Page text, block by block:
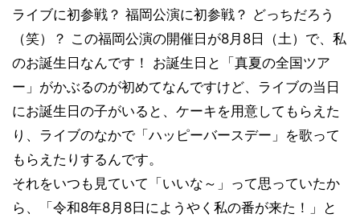
ライブに初参戦？ 福岡公演に初参戦？ どっちだろう
（笑）？ この福岡公演の開催日が8月8日（土）で、私
のお誕生日なんです！ お誕生日と「真夏の全国ツア
ー」がかぶるのが初めてなんですけど、ライブの当日
にお誕生日の子がいると、ケーキを用意してもらえた
り、ライブのなかで「ハッピーバースデー」を歌って
もらえたりするんです。
それをいつも見ていて「いいな～」って思っていたか
ら、「令和8年8月8日にようやく私の番が来た！」と